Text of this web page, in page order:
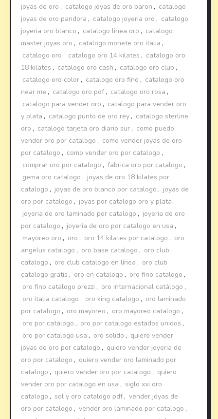
joyas de oro , catalogo joyas de oro baron , catalogo
joyas de oro pandora , catalogo joyeria oro , catalogo
joyeria oro blanco , catalogo linea oro , catalogo
master joyas oro , catalogo monete oro italia ,
catalogo oro , catalogo oro 14 kilates , catalogo oro
18 kilates , catalogo oro cash , catalogo oro club ,
catalogo oro color , catalogo oro fino , catalogo oro
near me , catalogo oro pdf , catalogo oro rosa ,
catalogo para vender oro , catalogo para vender oro
y plata , catalogo punto de oro rey , catalogo sterline
oro , catalogo tarjeta oro diario sur , como puedo
vender oro por catalogo , como vender joyas de oro
por catalogo , como vender oro por catalogo ,
comprar oro por catalogo , fabrica oro por catalogo ,
gema oro catalogo , joyas de oro 18 kilates por
catalogo , joyas de oro blanco por catalogo , joyas de
oro por catalogo , joyas por catalogo oro y plata ,
joyeria de oro laminado por catalogo , joyeria de oro
por catalogo , joyeria de oro por catalogo en usa ,
mayoreo oro , oro , oro 14 kilates por catalogo , oro
angelus catalogo , oro base catalogo , oro club
catalogo , oro club catalogo en línea , oro club
catalogo gratis , oro en catalogo , oro fino catalogo ,
oro fino catalogo prezzi , oro internacional catálogo ,
oro italia catalogo , oro king catalogo , oro laminado
por catalogo , oro mayoreo , oro mayoreo catalogo ,
oro por catalogo , oro por catalogo estados unidos ,
oro por catalogo usa , oro solido , quiero vender
joyas de oro por catalogo , quiero vender joyeria de
oro por catalogo , quiero vender oro laminado por
catalogo , quiero vender oro por catalogo , quiero
vender oro por catalogo en usa , siglo xxi oro
catalogo , sol y oro catalogo pdf , vender joyas de
oro por catalogo , vender oro laminado por catalogo ,